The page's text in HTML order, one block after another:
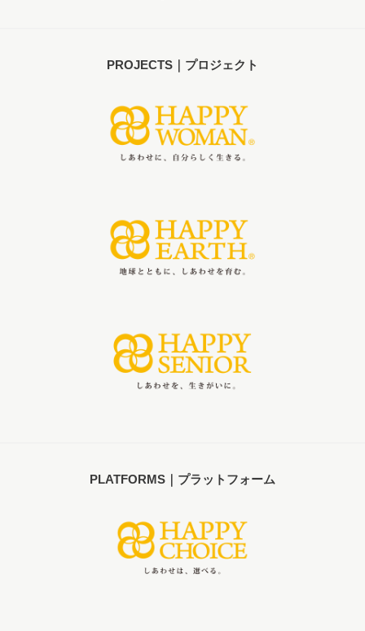
PROJECTS｜プロジェクト
PLATFORMS｜プラットフォーム